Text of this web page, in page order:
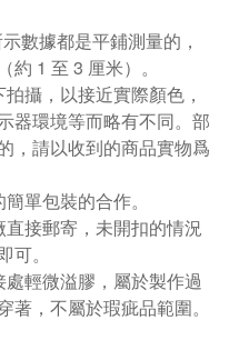
數據都是平鋪測量的，
1 至 3 厘米）。
攝，以接近實際顏色，
器環境等而略有不同。部
，請以收到的商品實物爲
單包裝的合作。
接郵寄，未開扣的情況
。
輕微溢膠，屬於製作過
，不屬於瑕疵品範圍。